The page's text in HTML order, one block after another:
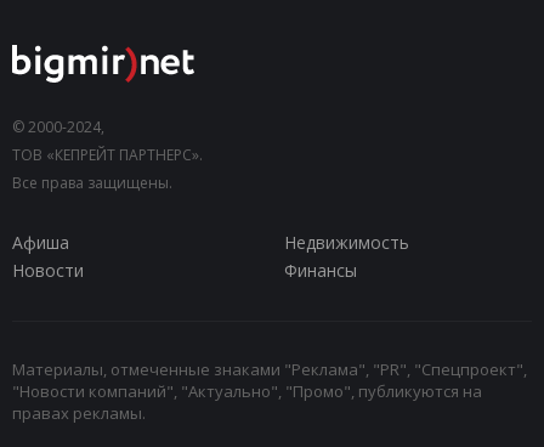
© 2000-2024,
ТОВ «КЕПРЕЙТ ПАРТНЕРС».
Все права защищены.
Афиша
Недвижимость
Новости
Финансы
Материалы, отмеченные знаками "Реклама", "PR", "Спецпроект",
"Новости компаний", "Актуально", "Промо", публикуются на
правах рекламы.